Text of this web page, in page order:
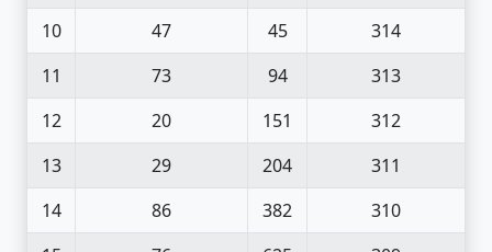
10
47 45
314
11
73 94
313
12
20 151
312
13
29 204
311
14
86 382
310